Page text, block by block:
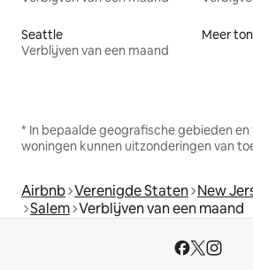
Seattle
Verblijven van een maand
Meer
* In bepaalde geografische gebieden
woningen kunnen uitzonderingen van
Airbnb Verenigde Staten New
Salem Verblijven van een maand